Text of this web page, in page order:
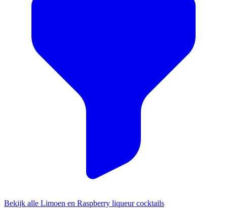
Bekijk alle Limoen en Raspberry liqueur cocktails